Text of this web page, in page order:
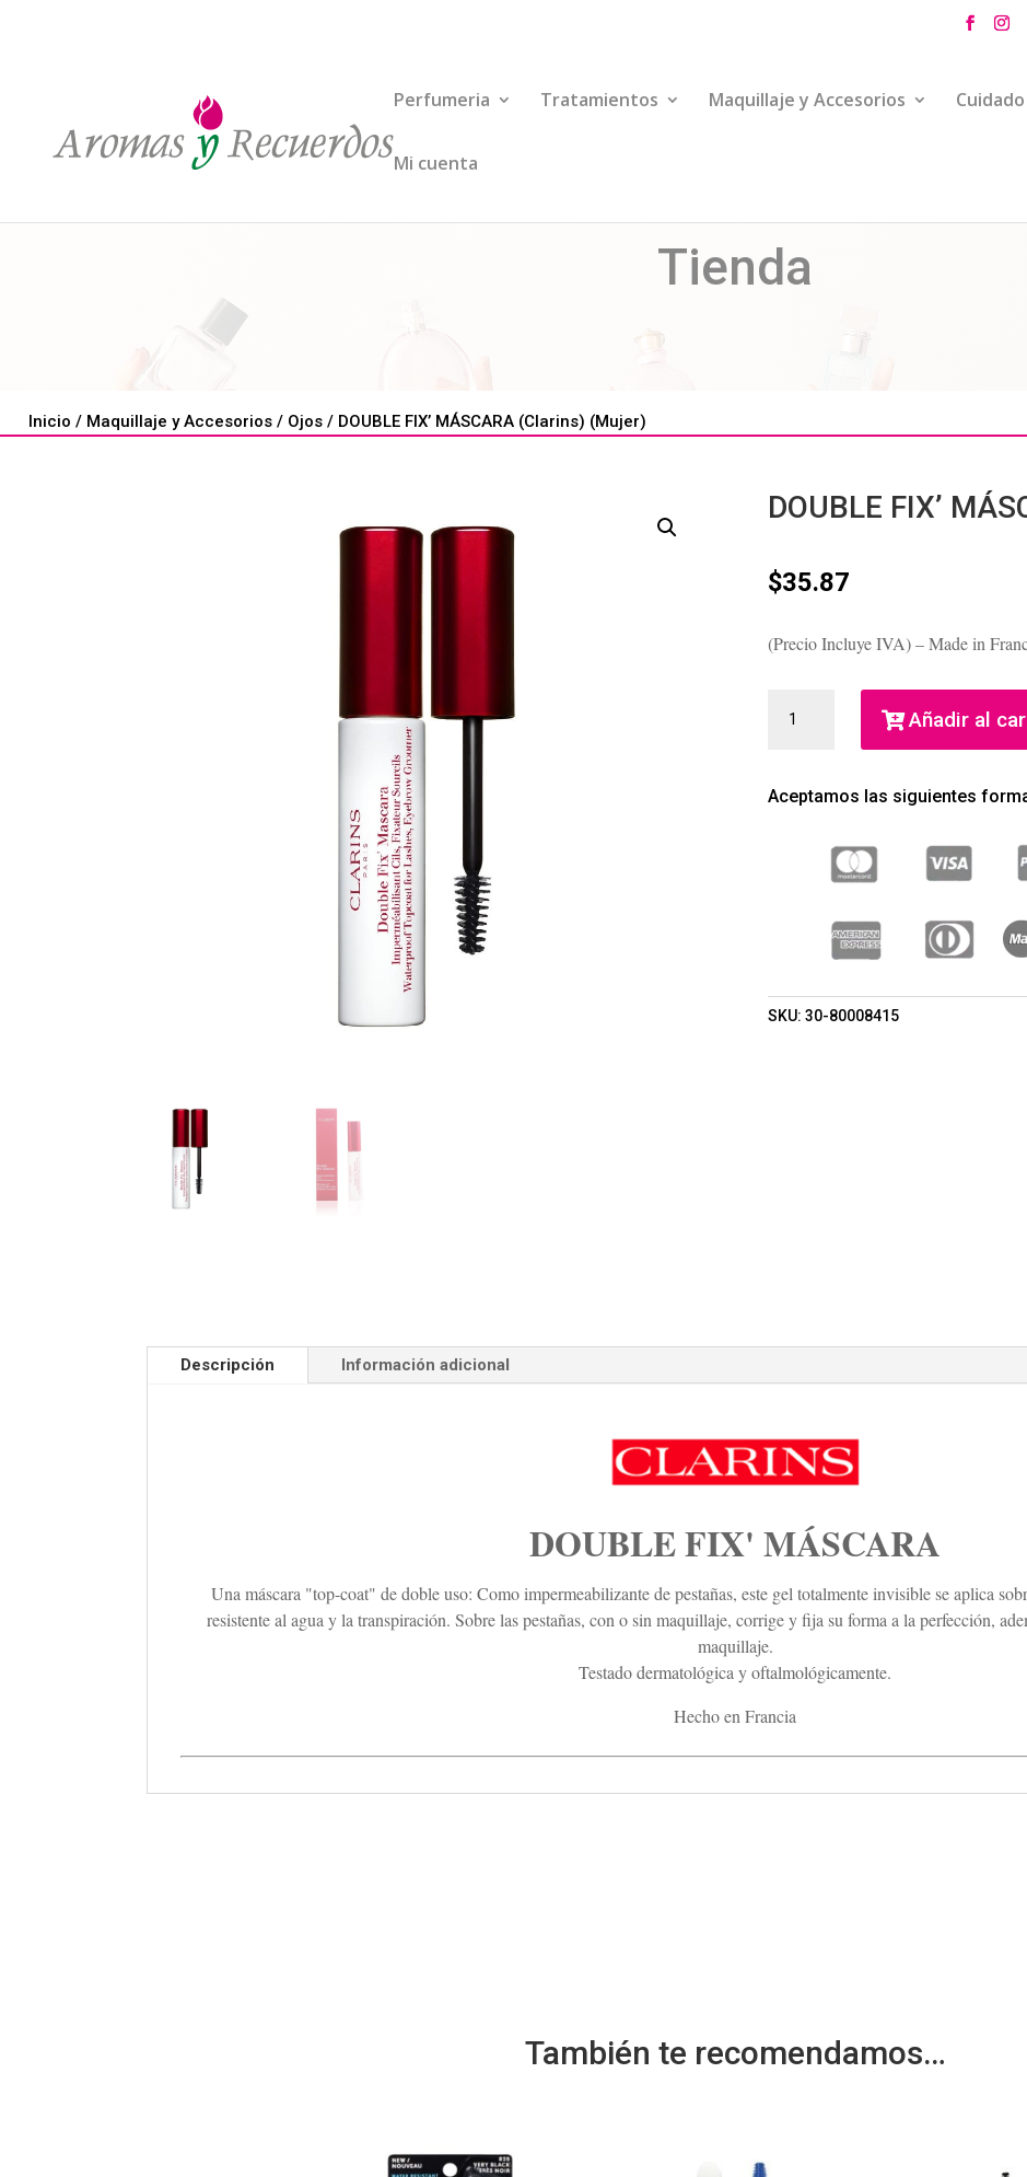
Perfumeria Tratamientos Maquillaje y Accesorios
Mi cuenta
Tienda
Inicio / Maquillaje y Accesorios / Ojos / DOUBLE FIX’ MÁSCARA (Clarins) (Mujer)
DOUBLE FIX’
$35.87
(Precio Incluye IVA) – Made in
FIX'
(MUJER)
Añadir al
Aceptamos las siguientes
SKU:30-80008415
Descripción Información adicional
DOUBLE FIX' MÁSCARA
Una máscara "top-coat" de doble uso: Como impermeabilizante de pestañas, este gel totalmente invisible se aplica
resistente al agua y la transpiración. Sobre las pestañas, con o sin maquillaje, corrige y fija su forma a la perfección,
maquillaje.
Testado dermatológica y oftalmológicamente.
Hecho en Francia
También te recomendamos…